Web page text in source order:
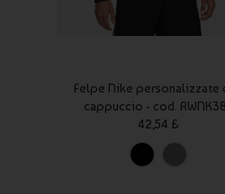
Felpe Nike personalizzate
cappuccio - cod.
42,54 £